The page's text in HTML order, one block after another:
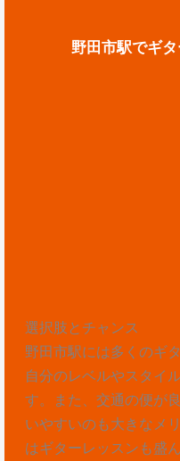
野田市駅でギ
選択肢とチャンス
野田市駅には多くのギ
自分のレベルやスタイ
す。また、交通の便が
いやすいのも大きなメ
はギターレッスンも盛